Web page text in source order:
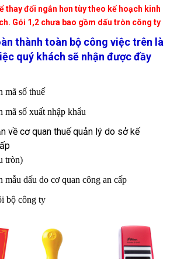
thay đổi ngắn hơn tùy theo kế hoạch kinh
Gói 1,2 chưa bao gồm dấu tròn công ty
thành toàn bộ công việc trên là
quý khách sẽ nhận được đầy
mã số thuế
mã số xuất nhập khẩu
về cơ quan thuế quản lý do sở kế
tròn)
mẫu dấu do cơ quan công an cấp
bộ công ty